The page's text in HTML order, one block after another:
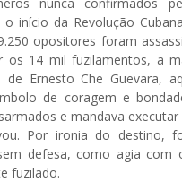
início da Revolução
opositores foram
os 14 mil fuzilamentos, a
Ernesto Che Guevara,
de coragem e
e mandava
Por ironia do destino,
defesa, como agia com
fuzilado.